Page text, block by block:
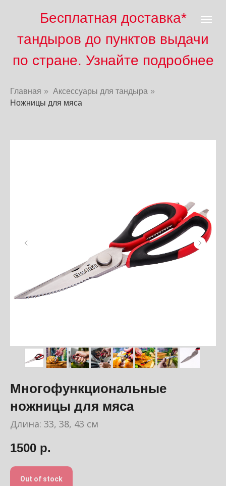
Бесплатная доставка*
тандыров до пунктов выдачи
по стране. Узнайте подробнее
Главная » Аксессуары для тандыра »
Ножницы для мяса
Многофункциональные
ножницы для мяса
Длина: 33, 38, 43 см
1500 р.
Out of stock